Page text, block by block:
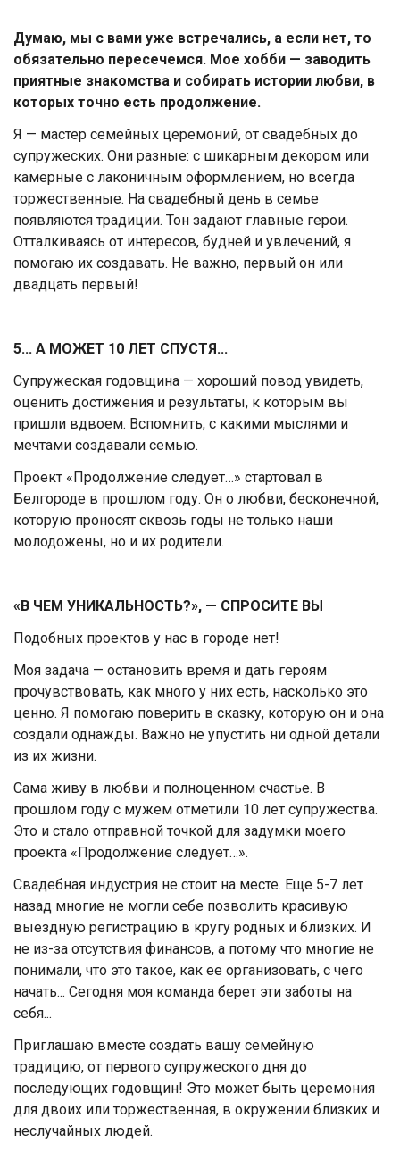
Думаю, мы с вами уже встречались, а если нет, то
обязательно пересечемся. Мое хобби — заводить
приятные знакомства и собирать истории любви, в
которых точно есть продолжение.
Я — мастер семейных церемоний, от свадебных до
супружеских. Они разные: с шикарным декором или
камерные с лаконичным оформлением, но всегда
торжественные. На свадебный день в семье
появляются традиции. Тон задают главные герои.
Отталкиваясь от интересов, будней и увлечений, я
помогаю их создавать. Не важно, первый он или
двадцать первый!
5... А МОЖЕТ 10 ЛЕТ СПУСТЯ...
Супружеская годовщина — хороший повод увидеть,
оценить достижения и результаты, к которым вы
пришли вдвоем. Вспомнить, с какими мыслями и
мечтами создавали семью.
Проект «Продолжение следует…» стартовал в
Белгороде в прошлом году. Он о любви, бесконечной,
которую проносят сквозь годы не только наши
молодожены, но и их родители.
«В ЧЕМ УНИКАЛЬНОСТЬ?», — СПРОСИТЕ ВЫ
Подобных проектов у нас в городе нет!
Моя задача — остановить время и дать героям
прочувствовать, как много у них есть, насколько это
ценно. Я помогаю поверить в сказку, которую он и она
создали однажды. Важно не упустить ни одной детали
из их жизни.
Сама живу в любви и полноценном счастье. В
прошлом году с мужем отметили 10 лет супружества.
Это и стало отправной точкой для задумки моего
проекта «Продолжение следует…».
Свадебная индустрия не стоит на месте. Еще 5-7 лет
назад многие не могли себе позволить красивую
выездную регистрацию в кругу родных и близких. И
не из-за отсутствия финансов, а потому что многие не
понимали, что это такое, как ее организовать, с чего
начать... Сегодня моя команда берет эти заботы на
себя...
Приглашаю вместе создать вашу семейную
традицию, от первого супружеского дня до
последующих годовщин! Это может быть церемония
для двоих или торжественная, в окружении близких и
неслучайных людей.